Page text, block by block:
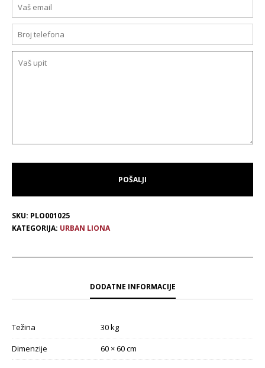
SKU: PLO001025
KATEGORIJA: URBAN LIONA
DODATNE INFORMACIJE
Težina
30 kg
Dimenzije
60 × 60 cm